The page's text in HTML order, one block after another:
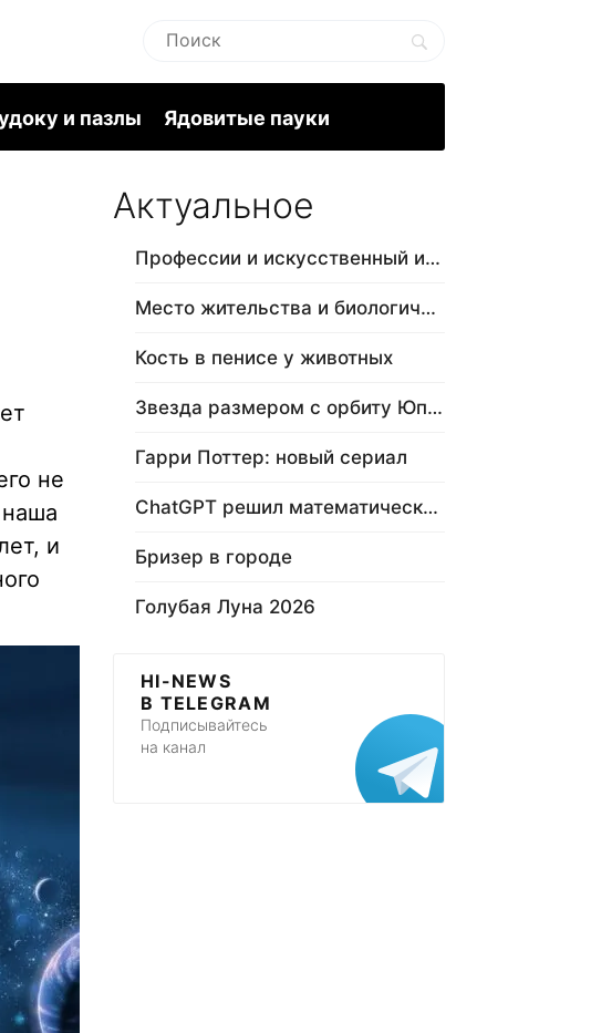
и пазлы Ядовитые пауки
не
и
Актуальное
Профессии и искусственный интеллект
Место жительства и биологический в…
Кость в пенисе у животных
Звезда размером с орбиту Юпитера
Гарри Поттер: новый сериал
ChatGPT решил математическую задачу
Бризер в городе
Голубая Луна 2026
HI-NEWS
В TELEGRAM
Подписывайтесь
на канал